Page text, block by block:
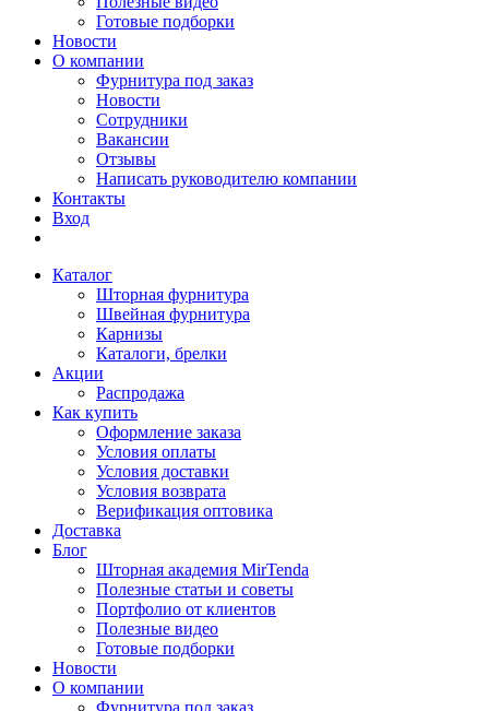
Готовые подборки
Новости
О компании
Фурнитура под заказ
Новости
Сотрудники
Вакансии
Отзывы
Написать руководителю компании
Контакты
Вход
Каталог
Шторная фурнитура
Швейная фурнитура
Карнизы
Каталоги, брелки
Акции
Распродажа
Как купить
Оформление заказа
Условия оплаты
Условия доставки
Условия возврата
Верификация оптовика
Доставка
Блог
Шторная академия MirTenda
Полезные статьи и советы
Портфолио от клиентов
Полезные видео
Готовые подборки
Новости
О компании
Фурнитура под заказ